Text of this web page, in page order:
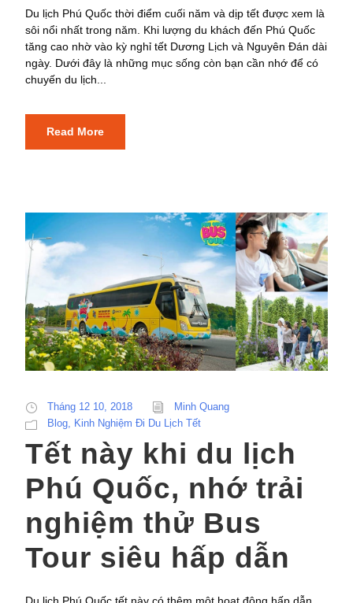
Du lịch Phú Quốc thời điểm cuối năm và dịp tết được xem là
sôi nổi nhất trong năm. Khi lượng du khách đến Phú Quốc
tăng cao nhờ vào kỳ nghỉ tết Dương Lịch và Nguyên Đán dài
ngày. Dưới đây là những mục sống còn bạn cần nhớ để có
chuyến du lịch...
Read More
Tháng 12 10, 2018
Minh Quang
Blog, Kinh Nghiệm Đi Du Lịch Tết
Tết này khi du lịch
Phú Quốc, nhớ trải
nghiệm thử Bus
Tour siêu hấp dẫn